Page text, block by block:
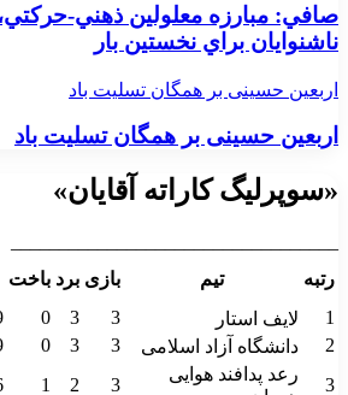
صافي: مبارزه معلولين ذهني-حركتي،
ناشنوايان براي نخستين بار
اربعین حسینی بر همگان تسلیت باد
اربعین حسینی بر همگان تسلیت باد
«سوپرلیگ کاراته آقایان»
رتبه
تیم بازی برد باخت
1
لایف استار 3
3
0
2
دانشگاه آزاد اسلامی 3
3
0
3
رعد پدافند هوایی
3
2
1